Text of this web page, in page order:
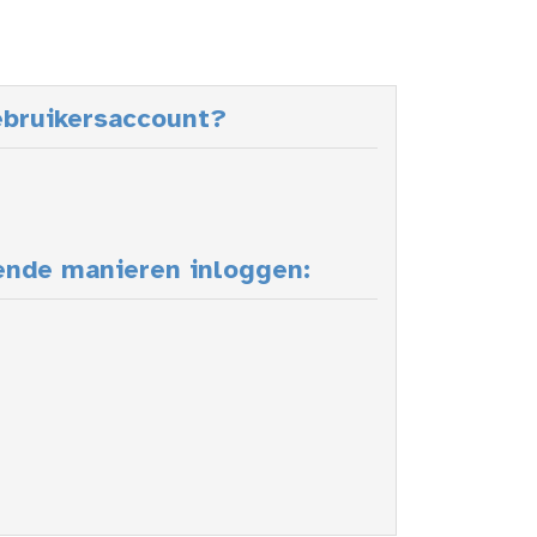
manieren inloggen: